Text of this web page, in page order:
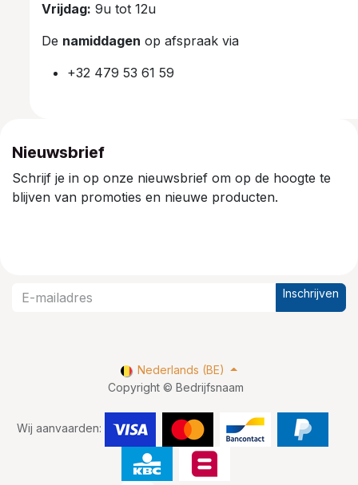
Vrijdag: 9u tot 12u
De namiddagen op afspraak via
+32 479 53 61 59
Nieuwsbrief
Schrijf je in op onze nieuwsbrief om op de hoogte te
blijven van promoties en nieuwe producten.
Inschrijven
Copyright © Bedrijfsnaam
Wij aanvaarden:
Nederlands (BE)